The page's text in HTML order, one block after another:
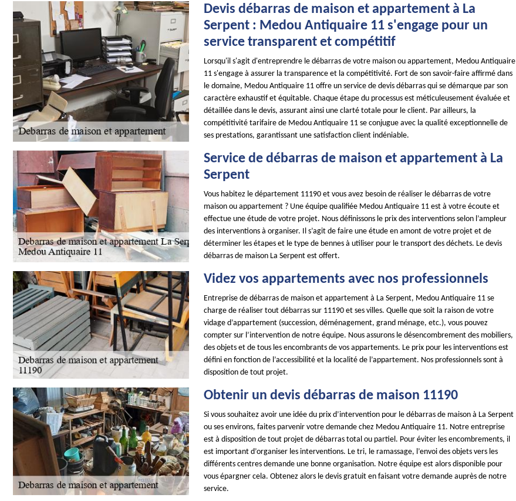
Devis débarras de maison et appartement à La
Serpent : Medou Antiquaire 11 s'engage pour un
service transparent et compétitif
Lorsqu'il s'agit d'entreprendre le débarras de votre maison ou appartement, Medou Antiquaire
11 s'engage à assurer la transparence et la compétitivité. Fort de son savoir-faire affirmé dans
le domaine, Medou Antiquaire 11 offre un service de devis débarras qui se démarque par son
caractère exhaustif et équitable. Chaque étape du processus est méticuleusement évaluée et
détaillée dans le devis, assurant ainsi une clarté totale pour le client. Par ailleurs, la
compétitivité tarifaire de Medou Antiquaire 11 se conjugue avec la qualité exceptionnelle de
ses prestations, garantissant une satisfaction client indéniable.
Service de débarras de maison et appartement à La
Serpent
Vous habitez le département 11190 et vous avez besoin de réaliser le débarras de votre
maison ou appartement ? Une équipe qualifiée Medou Antiquaire 11 est à votre écoute et
effectue une étude de votre projet. Nous définissons le prix des interventions selon l’ampleur
des interventions à organiser. Il s’agit de faire une étude en amont de votre projet et de
déterminer les étapes et le type de bennes à utiliser pour le transport des déchets. Le devis
débarras de maison La Serpent est offert.
Videz vos appartements avec nos professionnels
Entreprise de débarras de maison et appartement à La Serpent, Medou Antiquaire 11 se
charge de réaliser tout débarras sur 11190 et ses villes. Quelle que soit la raison de votre
vidage d’appartement (succession, déménagement, grand ménage, etc.), vous pouvez
compter sur l’intervention de notre équipe. Nous assurons le désencombrement des mobiliers,
des objets et de tous les encombrants de vos appartements. Le prix pour les interventions est
défini en fonction de l’accessibilité et la localité de l’appartement. Nos professionnels sont à
disposition de tout projet.
Obtenir un devis débarras de maison 11190
Si vous souhaitez avoir une idée du prix d’intervention pour le débarras de maison à La Serpent
ou ses environs, faites parvenir votre demande chez Medou Antiquaire 11. Notre entreprise
est à disposition de tout projet de débarras total ou partiel. Pour éviter les encombrements, il
est important d’organiser les interventions. Le tri, le ramassage, l’envoi des objets vers les
différents centres demande une bonne organisation. Notre équipe est alors disponible pour
vous épargner cela. Obtenez alors le devis gratuit en faisant votre demande auprès de notre
service.